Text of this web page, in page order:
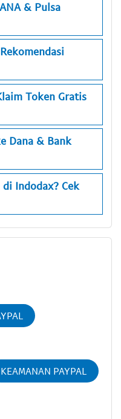
& Pulsa
Token Gratis
Dana & Bank
Indodax? Cek
KEAMANAN PAYPAL